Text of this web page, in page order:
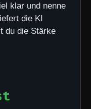
klar und nenne
die KI
du die Stärke